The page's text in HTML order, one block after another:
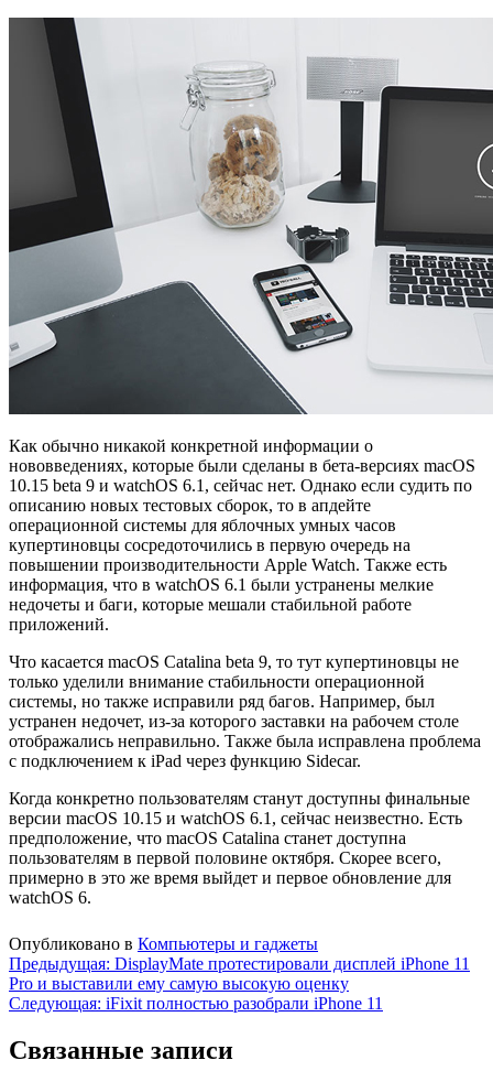
Как обычно никакой конкретной информации о
нововведениях, которые были сделаны в бета-версиях macOS
10.15 beta 9 и watchOS 6.1, сейчас нет. Однако если судить по
описанию новых тестовых сборок, то в апдейте
операционной системы для яблочных умных часов
купертиновцы сосредоточились в первую очередь на
повышении производительности Apple Watch. Также есть
информация, что в watchOS 6.1 были устранены мелкие
недочеты и баги, которые мешали стабильной работе
приложений.
Что касается macOS Catalina beta 9, то тут купертиновцы не
только уделили внимание стабильности операционной
системы, но также исправили ряд багов. Например, был
устранен недочет, из-за которого заставки на рабочем столе
отображались неправильно. Также была исправлена проблема
с подключением к iPad через функцию Sidecar.
Когда конкретно пользователям станут доступны финальные
версии macOS 10.15 и watchOS 6.1, сейчас неизвестно. Есть
предположение, что macOS Catalina станет доступна
пользователям в первой половине октября. Скорее всего,
примерно в это же время выйдет и первое обновление для
watchOS 6.
Опубликовано в Компьютеры и гаджеты
Навигация
по
Предыдущая: DisplayMate протестировали дисплей iPhone 11
Pro и выставили ему самую высокую оценку
Следующая: iFixit полностью разобрали iPhone 11
Связанные записи